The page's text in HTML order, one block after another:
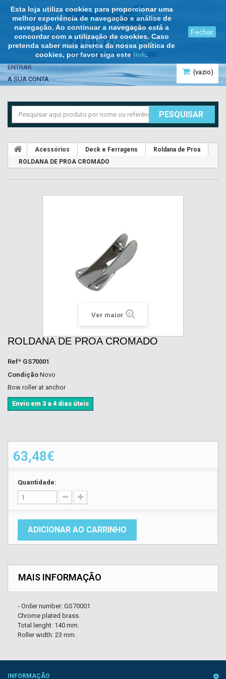
Esta loja utiliza cookies para proporcionar uma
melhor experiência de navegação e análise de
navegação. Ao continuar a navegação está a
concordar com a utilização de cookies. Caso
pretenda saber mais acerca da nossa política de
cookies, por favor siga este link.
Fechar
(vazio)
ENTRAR
A SUA CONTA
PESQUISAR
Acessórios Deck e Ferragens
Roldana de Proa
ROLDANA DE PROA CROMADO
Ver maior
ROLDANA DE PROA CROMADO
Refª GS70001
Condição Novo
Bow roller at anchor
Envio em 3 a 4 dias úteis
63,48€
Quantidade:
ADICIONAR AO CARRINHO
MAIS INFORMAÇÃO
- Order number: GS70001
Chrome plated brass.
Total lenght: 140 mm.
Roller width: 23 mm.
INFORMAÇÃO